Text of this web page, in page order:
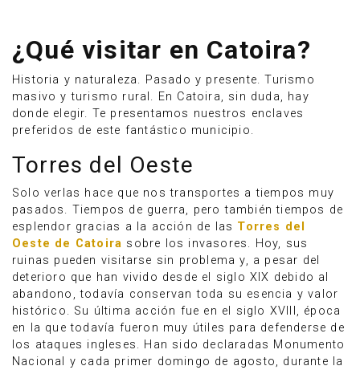
¿Qué visitar en Catoira?
Historia y naturaleza. Pasado y presente. Turismo
masivo y turismo rural. En Catoira, sin duda, hay
donde elegir. Te presentamos nuestros enclaves
preferidos de este fantástico municipio.
Torres del Oeste
Solo verlas hace que nos transportes a tiempos muy
pasados. Tiempos de guerra, pero también tiempos de
esplendor gracias a la acción de las Torres del
Oeste de Catoira sobre los invasores. Hoy, sus
ruinas pueden visitarse sin problema y, a pesar del
deterioro que han vivido desde el siglo XIX debido al
abandono, todavía conservan toda su esencia y valor
histórico. Su última acción fue en el siglo XVIII, época
en la que todavía fueron muy útiles para defenderse de
los ataques ingleses. Han sido declaradas Monumento
Nacional y cada primer domingo de agosto, durante la